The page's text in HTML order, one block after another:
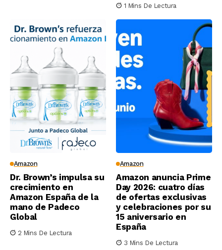
1 Mins De Lectura
Amazon
Dr. Brown’s impulsa su
crecimiento en
Amazon España de la
mano de Padeco
Global
2 Mins De Lectura
Amazon
Amazon anuncia Prime
Day 2026: cuatro días
de ofertas exclusivas
y celebraciones por su
15 aniversario en
España
3 Mins De Lectura